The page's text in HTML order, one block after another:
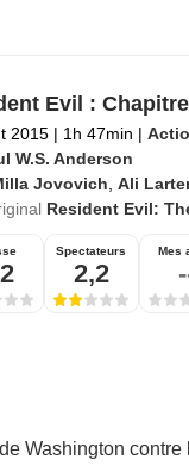
Evil :
2015 | 1h 47min |
W.S. Anderson
Jovovich, Ali
Resident Evil:
Spectateurs
2,2
Mes
Washington